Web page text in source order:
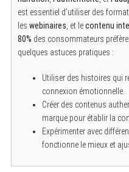
est essentiel d’utiliser des
les webinaires , et lecontenu
80% des consommateurs
quelques astuces pratiques :
Utiliser des histoires qui
connexion émotionnelle.
Créer des contenus
marque pour établir la
Expérimenter avec
fonctionne le mieux et